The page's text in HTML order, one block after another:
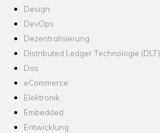
Design
DevOps
Dezentralisierung
Distributed Ledger Technologie (DLT)
Dos
eCommerce
Elektronik
Embedded
Entwicklung